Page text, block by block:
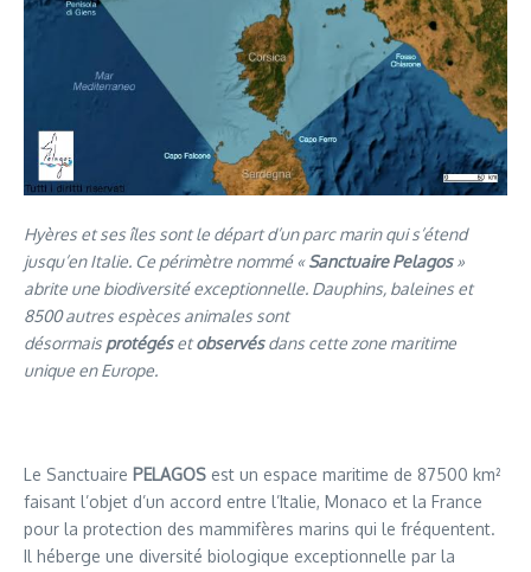
Hyères et ses îles sont le départ d’un parc marin qui s’étend
jusqu’en Italie. Ce périmètre nommé «Sanctuaire Pelagos»
abrite une biodiversité exceptionnelle. Dauphins, baleines et
8500 autres espèces animales sont
désormais protégés et observés dans cette zone maritime
unique en Europe.
Le Sanctuaire PELAGOS est un espace maritime de 87500 km²
faisant l’objet d’un accord entre l’Italie, Monaco et la France
pour la protection des mammifères marins qui le fréquentent.
Il héberge une diversité biologique exceptionnelle par la